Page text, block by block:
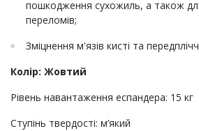
пошкодження сухожиль, а також для
переломів;
Зміцнення м'язів кисті та
Колір: Жовтий
Рівень навантаження еспандера: 15 кг
Ступінь твердості: м’який